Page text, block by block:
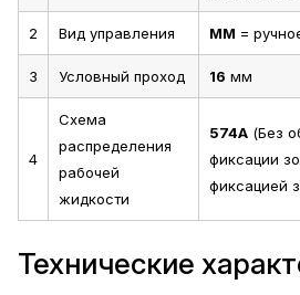
2 Вид управления ММ =
3 Условный проход 16 мм
4
Схема
распределения
рабочей
жидкости
574А (Без
фиксации
фиксацией
Технические